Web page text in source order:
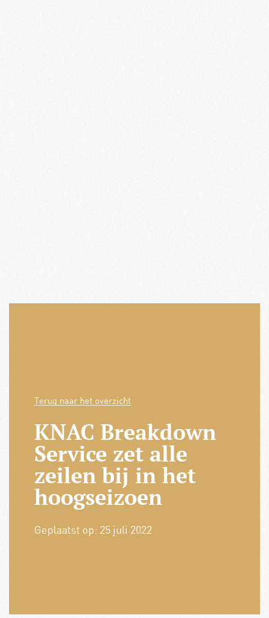
Terug naar het overzicht
KNAC Breakdown
Service zet alle
zeilen bij in het
hoogseizoen
Geplaatst op: 25 juli 2022